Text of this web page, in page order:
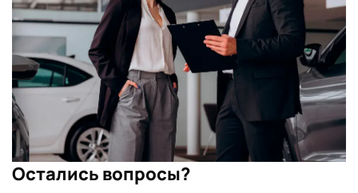
Остались вопросы?